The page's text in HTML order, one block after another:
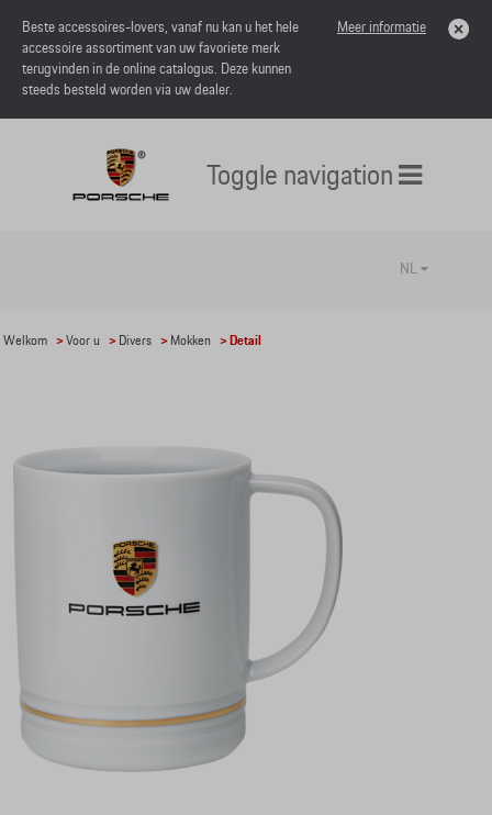
Beste accessoires-lovers, vanaf nu kan u het hele
accessoire assortiment van uw favoriete merk
terugvinden in de online catalogus. Deze kunnen
steeds besteld worden via uw dealer.
Meer informatie
Toggle navigation
NL
Welkom >Voor u > Divers > Mokken > Detail